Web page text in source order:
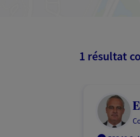
1 résultat